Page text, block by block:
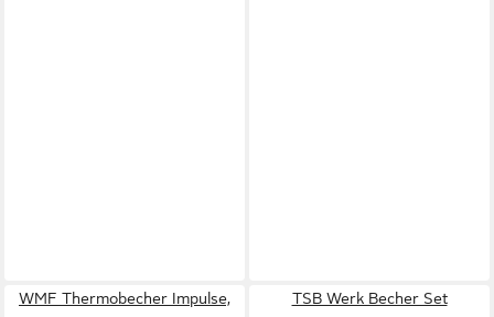
WMF Thermobecher Impulse,
TSB Werk Becher Set